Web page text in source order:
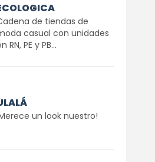
de tiendas de
casual con unidades
RN, PE y PB...
un look nuestro!